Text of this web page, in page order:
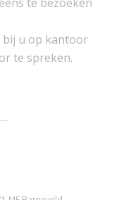
bij u op kantoor
te spreken.